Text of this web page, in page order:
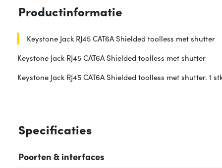
Productinformatie
Keystone Jack RJ45 CAT6A Shielded toolless met shutter
Keystone Jack RJ45 CAT6A Shielded toolless met shutter
Keystone Jack RJ45 CAT6A Shielded toolless met shutter. 1
Specificaties
Poorten & interfaces